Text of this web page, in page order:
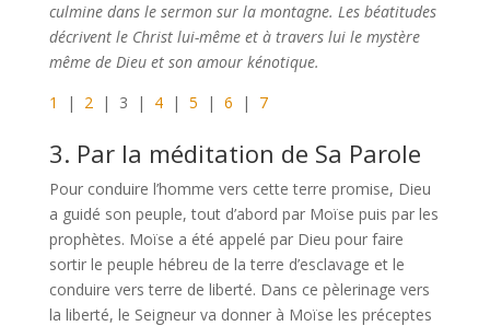
culmine dans le sermon sur la montagne. Les béatitudes
décrivent le Christ lui-même et à travers lui le mystère
même de Dieu et son amour kénotique.
1
| 2| 3 | 4| 5 | 6 | 7
3. Par la méditation de Sa Parole
Pour conduire l’homme vers cette terre promise, Dieu
a guidé son peuple, tout d’abord par Moïse puis par les
prophètes. Moïse a été appelé par Dieu pour faire
sortir le peuple hébreu de la terre d’esclavage et le
conduire vers terre de liberté. Dans ce pèlerinage vers
la liberté, le Seigneur va donner à Moïse les préceptes